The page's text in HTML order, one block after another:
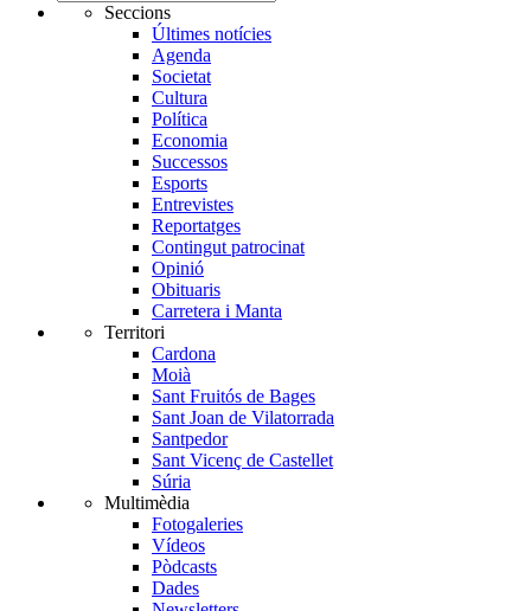
Seccions
Últimes notícies
Agenda
Societat
Cultura
Política
Economia
Successos
Esports
Entrevistes
Reportatges
Contingut patrocinat
Opinió
Obituaris
Carretera i Manta
Territori
Cardona
Moià
Sant Fruitós de Bages
Sant Joan de Vilatorrada
Santpedor
Sant Vicenç de Castellet
Súria
Multimèdia
Fotogaleries
Vídeos
Pòdcasts
Dades